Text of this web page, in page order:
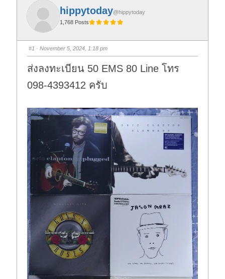
hippytoday@hippytoday
1,768 Posts
#1 · November 5, 2024, 1:18 pm
ส่งลงทะเบียน 50 EMS 80 Line โทร
098-4393412 ครับ